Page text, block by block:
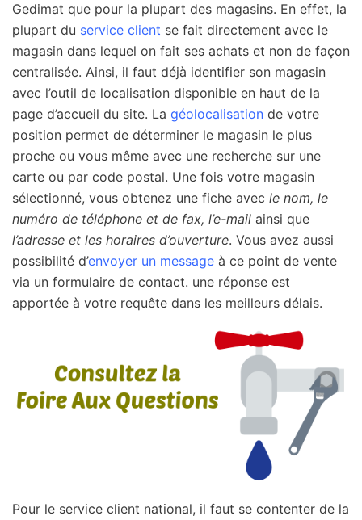
Gedimat que pour la plupart des magasins. En effet, la
plupart du service client se fait directement avec le
magasin dans lequel on fait ses achats et non de façon
centralisée. Ainsi, il faut déjà identifier son magasin
avec l’outil de localisation disponible en haut de la
page d’accueil du site. La géolocalisation de votre
position permet de déterminer le magasin le plus
proche ou vous même avec une recherche sur une
carte ou par code postal. Une fois votre magasin
sélectionné, vous obtenez une fiche avec le nom, le
numéro de téléphone et de fax, l’e-mail ainsi que
l’adresse et les horaires d’ouverture. Vous avez aussi
possibilité d’envoyer un message à ce point de vente
via un formulaire de contact. une réponse est
apportée à votre requête dans les meilleurs délais.
Pour le service client national, il faut se contenter de la